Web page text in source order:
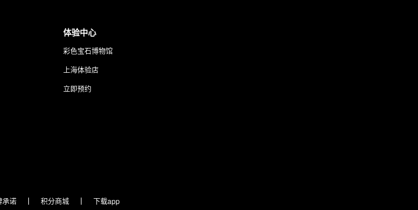
体验中心
彩色宝石博物馆
上海体验店
立即预约
承诺 积分商城 下载app